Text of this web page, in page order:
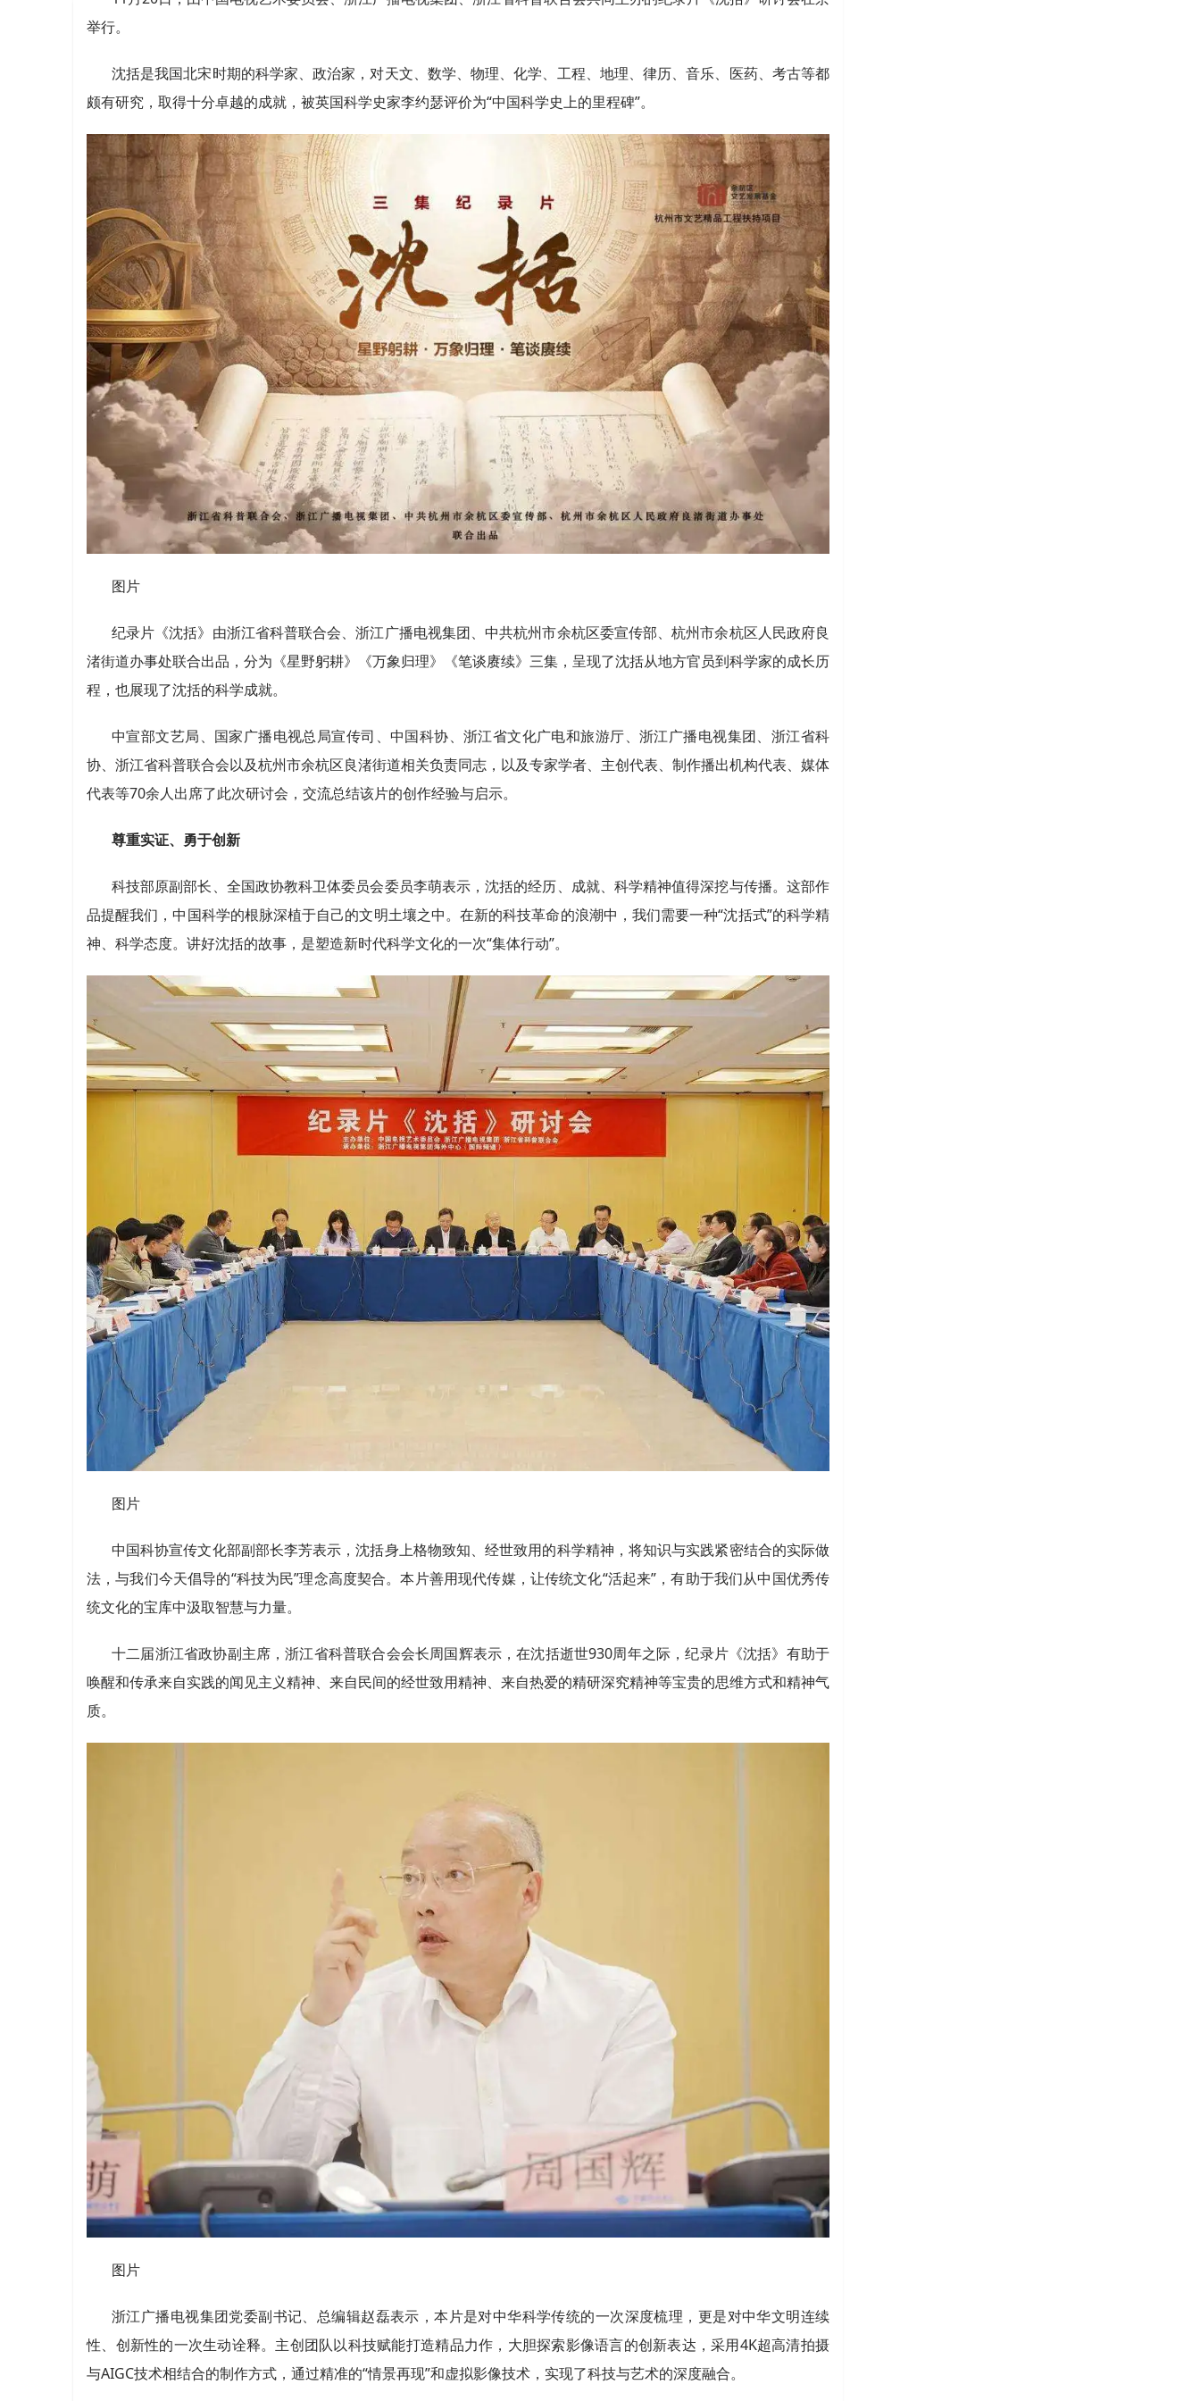
举行。
沈括是我国北宋时期的科学家、政治家，对天文、数学、物理、化学、工程、地理、律历、音乐、医药、考古等都
颇有研究，取得十分卓越的成就，被英国科学史家李约瑟评价为“中国科学史上的里程碑”。
图片
纪录片《沈括》由浙江省科普联合会、浙江广播电视集团、中共杭州市余杭区委宣传部、杭州市余杭区人民政府良
渚街道办事处联合出品，分为《星野躬耕》《万象归理》《笔谈赓续》三集，呈现了沈括从地方官员到科学家的成长历
程，也展现了沈括的科学成就。
中宣部文艺局、国家广播电视总局宣传司、中国科协、浙江省文化广电和旅游厅、浙江广播电视集团、浙江省科
协、浙江省科普联合会以及杭州市余杭区良渚街道相关负责同志，以及专家学者、主创代表、制作播出机构代表、媒体
代表等70余人出席了此次研讨会，交流总结该片的创作经验与启示。
尊重实证、勇于创新
科技部原副部长、全国政协教科卫体委员会委员李萌表示，沈括的经历、成就、科学精神值得深挖与传播。这部作
品提醒我们，中国科学的根脉深植于自己的文明土壤之中。在新的科技革命的浪潮中，我们需要一种“沈括式”的科学精
神、科学态度。讲好沈括的故事，是塑造新时代科学文化的一次“集体行动”。
图片
中国科协宣传文化部副部长李芳表示，沈括身上格物致知、经世致用的科学精神，将知识与实践紧密结合的实际做
法，与我们今天倡导的“科技为民”理念高度契合。本片善用现代传媒，让传统文化“活起来”，有助于我们从中国优秀传
统文化的宝库中汲取智慧与力量。
十二届浙江省政协副主席，浙江省科普联合会会长周国辉表示，在沈括逝世930周年之际，纪录片《沈括》有助于
唤醒和传承来自实践的闻见主义精神、来自民间的经世致用精神、来自热爱的精研深究精神等宝贵的思维方式和精神气
质。
图片
浙江广播电视集团党委副书记、总编辑赵磊表示，本片是对中华科学传统的一次深度梳理，更是对中华文明连续
性、创新性的一次生动诠释。主创团队以科技赋能打造精品力作，大胆探索影像语言的创新表达，采用4K超高清拍摄
与AIGC技术相结合的制作方式，通过精准的“情景再现”和虚拟影像技术，实现了科技与艺术的深度融合。